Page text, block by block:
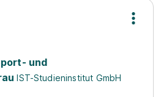
und
IST-Studieninstitut GmbH